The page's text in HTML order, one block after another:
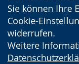
Sie können Ihre
Cookie-
widerrufen.
Weitere